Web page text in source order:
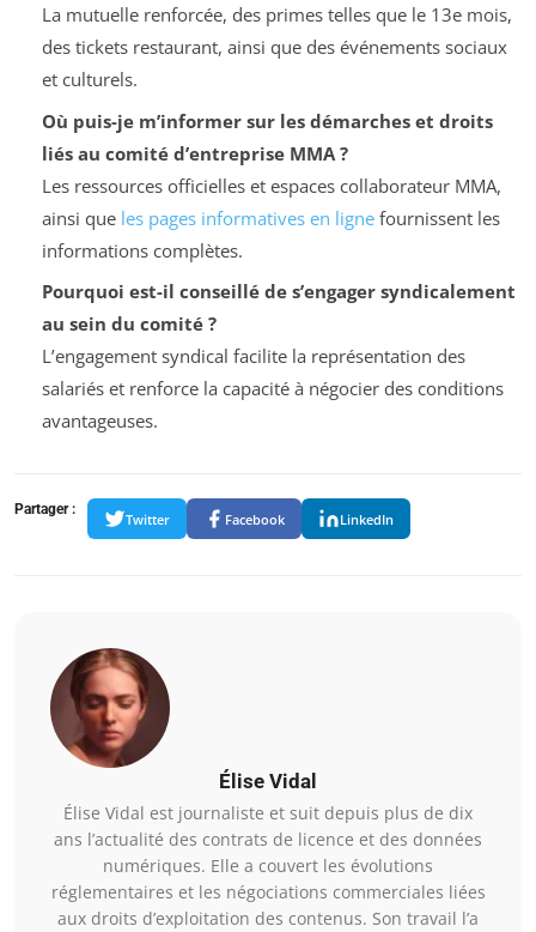
La mutuelle renforcée, des primes telles que le 13e mois,
des tickets restaurant, ainsi que des événements sociaux
et culturels.
Où puis-je m’informer sur les démarches et droits
liés au comité d’entreprise MMA ?
Les ressources officielles et espaces collaborateur MMA,
ainsi que les pages informatives en lignefournissent les
informations complètes.
Pourquoi est-il conseillé de s’engager syndicalement
au sein du comité ?
L’engagement syndical facilite la représentation des
salariés et renforce la capacité à négocier des conditions
avantageuses.
Partager :
Twitter Facebook LinkedIn
Élise Vidal
Élise Vidal est journaliste et suit depuis plus de dix
ans l’actualité des contrats de licence et des données
numériques. Elle a couvert les évolutions
réglementaires et les négociations commerciales liées
aux droits d’exploitation des contenus. Son travail l’a